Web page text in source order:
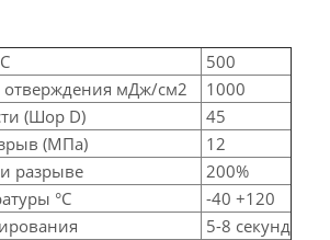
500
отверждения мДж/см2
1000
(Шор D)
45
(МПа)
12
разрыве
200%
°C
-40 +120
5-8 секунд